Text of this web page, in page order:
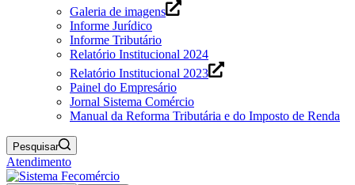
Galeria de imagens
Informe Jurídico
Informe Tributário
Relatório Institucional 2024
Relatório Institucional 2023
Painel do Empresário
Jornal Sistema Comércio
Manual da Reforma Tributária e do Imposto de Renda
Pesquisar
Atendimento